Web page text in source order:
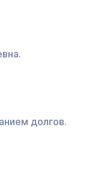
долгов.